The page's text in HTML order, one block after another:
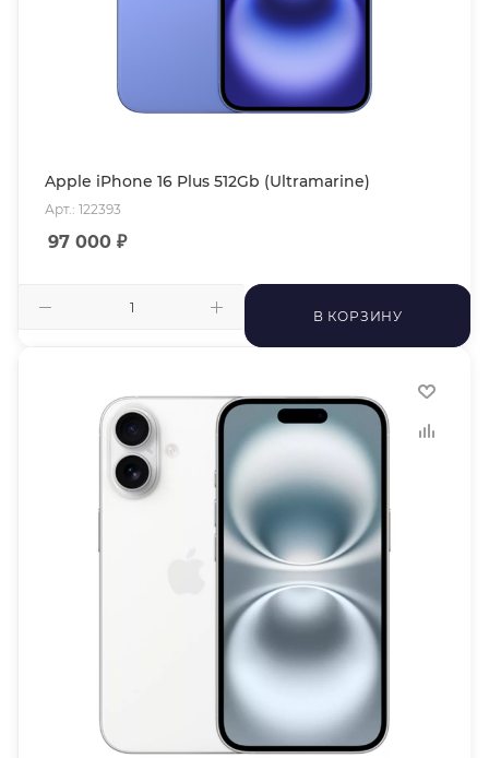
Apple iPhone 16 Plus 512Gb (Ultramarine)
Арт.: 122393
97 000 ₽
В КОРЗИНУ